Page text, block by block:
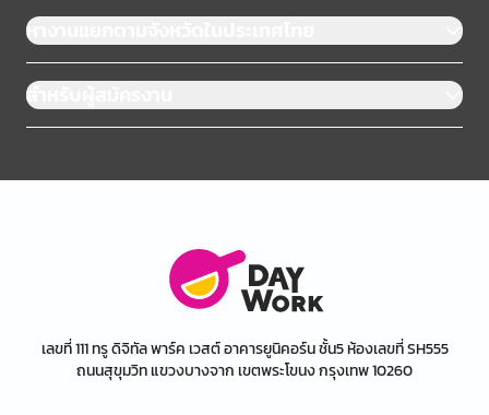
หางานแยกตามจังหวัดในประเทศไทย
สำหรับผู้สมัครงาน
เลขที่ 111 ทรู ดิจิทัล พาร์ค เวสต์ อาคารยูนิคอร์น ชั้น5 ห้องเลขที่ SH555
ถนนสุขุมวิท แขวงบางจาก เขตพระโขนง กรุงเทพ 10260